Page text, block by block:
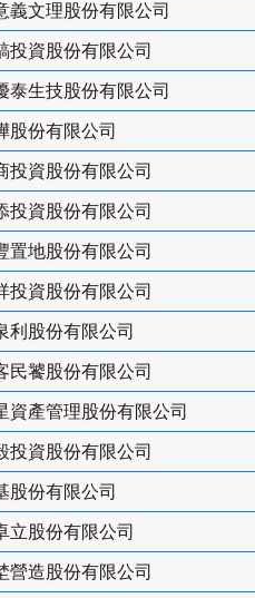
義文理股份有限公司
投資股份有限公司
泰生技股份有限公司
股份有限公司
投資股份有限公司
投資股份有限公司
置地股份有限公司
投資股份有限公司
利股份有限公司
民饕股份有限公司
資產管理股份有限公司
投資股份有限公司
股份有限公司
立股份有限公司
營造股份有限公司